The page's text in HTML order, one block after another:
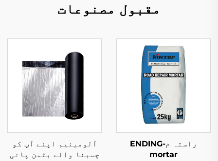
مقبول مصنوعات
راستہ مENDING-
mortar
آلومینیم اپنے آپ کو
چسبنا والے بٹمن پانی